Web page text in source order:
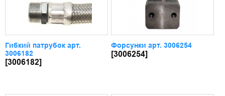
Гибкий патрубок арт.
3006182
[3006182]
Форсунки арт. 3006254
[3006254]